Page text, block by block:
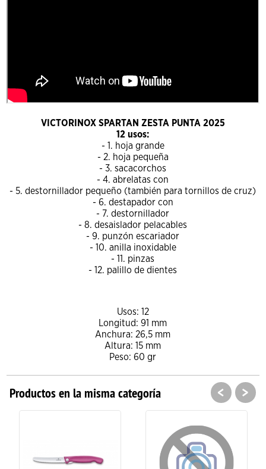
VICTORINOX SPARTAN ZESTA PUNTA 2025
12 usos:
- 1. hoja grande
- 2. hoja pequeña
- 3. sacacorchos
- 4. abrelatas con
- 5. destornillador pequeño (también para tornillos de cruz)
- 6. destapador con
- 7. destornillador
- 8. desaislador pelacables
- 9. punzón escariador
- 10. anilla inoxidable
- 11. pinzas
- 12. palillo de dientes
Usos: 12
Longitud: 91 mm
Anchura: 26,5 mm
Altura: 15 mm
Peso: 60 gr
Productos en la misma categoría < >